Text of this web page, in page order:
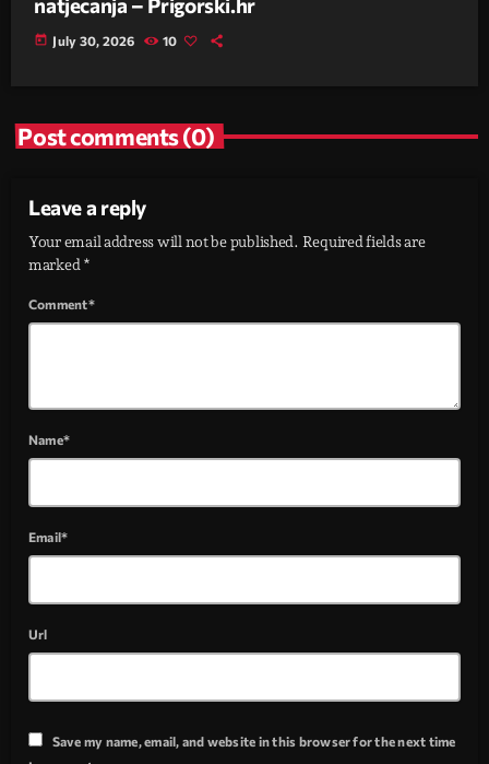
today July 30, 2026 10
Post comments (0)
Leave a reply
Your email address will not be published. Required fields are
marked *
Comment*
Name*
Email*
Url
Save my name, email, and website in this browser for the next time